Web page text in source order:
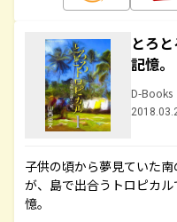
とろ
記憶
D-Books
子供の頃から夢見ていた
が、島で出合うトロピカ
憶。